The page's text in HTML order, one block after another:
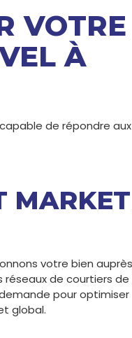
VOTRE
À
de répondre
votre bien auprès
réseaux de courtiers
pour
global.